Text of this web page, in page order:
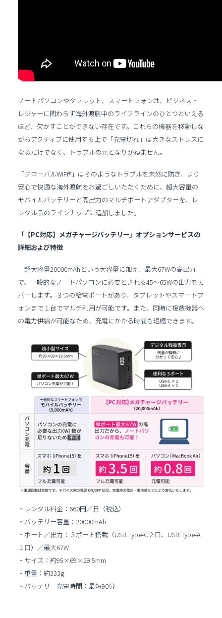
ノートパソコンやタブレット、スマートフォンは、ビジネス・
レジャーに関わらず海外渡航中のライフラインのひとつといえる
ほど、欠かすことができない存在です。これらの機器を移動しな
がらアクティブに使用する上で「充電切れ」は大きなストレスに
なるだけでなく、トラブルの元となりかねません。
「グローバルWiFi®」はそのようなトラブルを未然に防ぎ、より
安心で快適な海外渡航をお過ごしいただくために、超大容量の
モバイルバッテリーと高出力のマルチポートアダプターを、レ
ンタル品のラインナップに追加しました。
「【PC対応】メガチャージバッテリー」オプションサービスの
詳細および特徴
超大容量20000mAhという大容量に加え、最大67Wの高出力
で、一般的なノートパソコンに必要とされる45〜65Wの出力をカ
バーします。３つの給電ポートがあり、タブレットやスマートフ
ォンまで１台でマルチ利用が可能です。また、同時に複数機器へ
の電力供給が可能なため、充電にかかる時間も短縮できます。
・レンタル料金：660円／日（税込）
・バッテリー容量：20000mAh
・ポート／出力：３ポート搭載（USB Type-C２口、USB Type-A
１口）／最大67W
・サイズ：約95×69×29.5mm
・重量：約333g
・バッテリー充電時間：最短90分